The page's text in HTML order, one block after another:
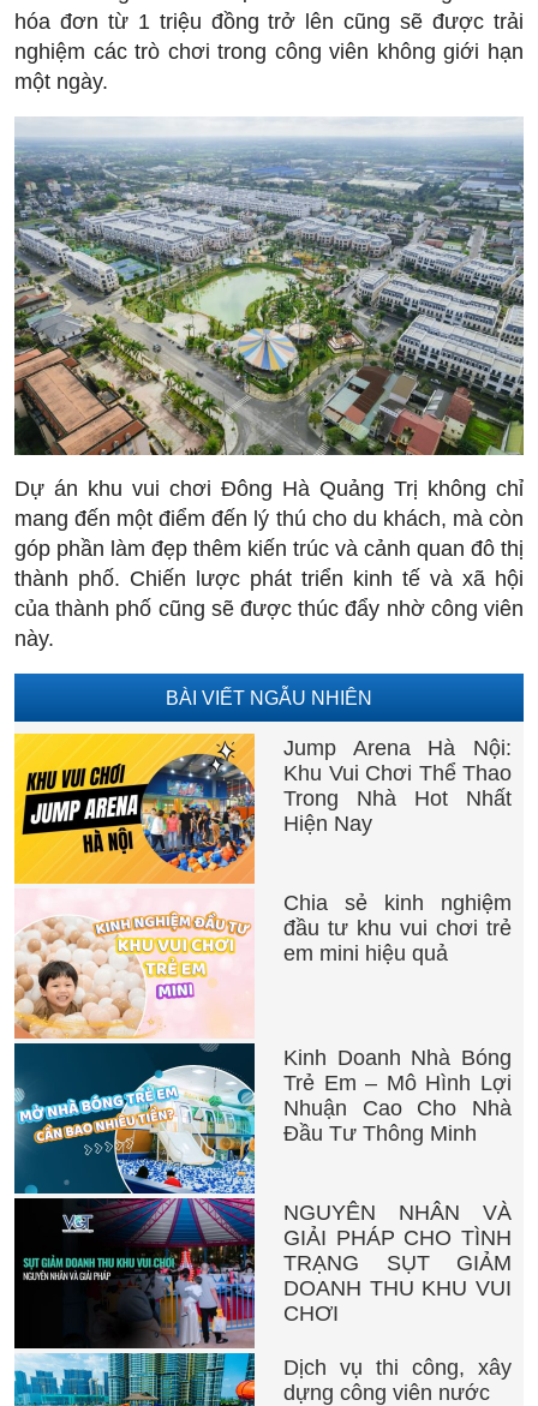
hóa đơn từ 1 triệu đồng trở lên cũng sẽ được trải
nghiệm các trò chơi trong công viên không giới hạn
một ngày.
Dự án khu vui chơi Đông Hà Quảng Trị không chỉ
mang đến một điểm đến lý thú cho du khách, mà còn
góp phần làm đẹp thêm kiến trúc và cảnh quan đô thị
thành phố. Chiến lược phát triển kinh tế và xã hội
của thành phố cũng sẽ được thúc đẩy nhờ công viên
này.
BÀI VIẾT NGẪU NHIÊN
Jump Arena Hà Nội:
Khu Vui Chơi Thể Thao
Trong Nhà Hot Nhất
Hiện Nay
Chia sẻ kinh nghiệm
đầu tư khu vui chơi trẻ
em mini hiệu quả
Kinh Doanh Nhà Bóng
Trẻ Em – Mô Hình Lợi
Nhuận Cao Cho Nhà
Đầu Tư Thông Minh
NGUYÊN NHÂN VÀ
GIẢI PHÁP CHO TÌNH
TRẠNG SỤT GIẢM
DOANH THU KHU VUI
CHƠI
Dịch vụ thi công, xây
dựng công viên nước